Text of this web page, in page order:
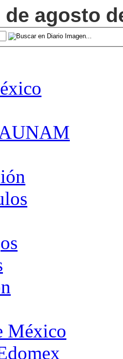
agosto
México